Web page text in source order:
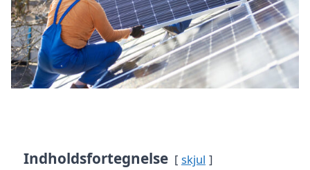
Indholdsfortegnelse skjul